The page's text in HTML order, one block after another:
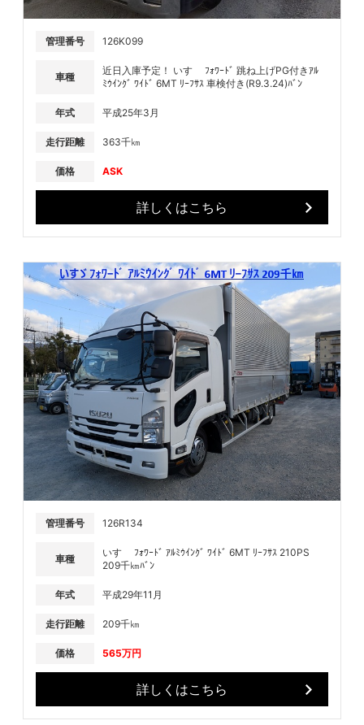
管理番号 126K099
車種
近日入庫予定！ いすゞ ﾌｫﾜｰﾄﾞ 跳ね上げPG付きｱﾙ
ﾐｳｲﾝｸﾞ ﾜｲﾄﾞ 6MT ﾘｰﾌｻｽ 車検付き(R9.3.24)ﾊﾞﾝ
年式 平成25年3月
走行距離 363千㎞
価格 ASK
詳しくはこちら
管理番号 126R134
車種
いすゞ ﾌｫﾜｰﾄﾞ ｱﾙﾐｳｲﾝｸﾞ ﾜｲﾄﾞ 6MT ﾘｰﾌｻｽ 210PS
209千㎞ﾊﾞﾝ
年式 平成29年11月
走行距離 209千㎞
価格 565万円
詳しくはこちら